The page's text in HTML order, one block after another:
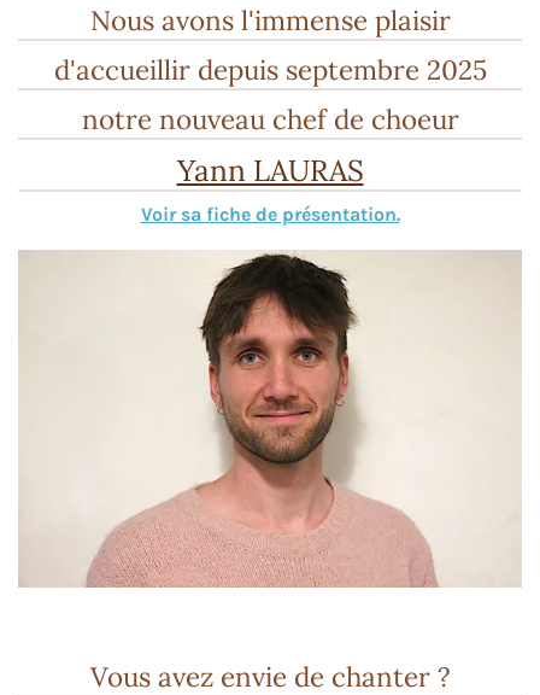
Nous avons l'immense plaisir
d'accueillir depuis septembre 2025
notre nouveau chef de choeur
Yann LAURAS
Voir sa fiche de présentation.
Vous avez envie de chanter ?